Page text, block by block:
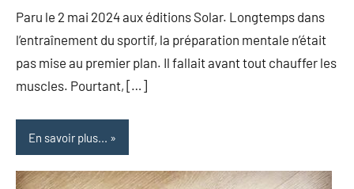
Paru le 2 mai 2024 aux éditions Solar. Longtemps dans
l’entraînement du sportif, la préparation mentale n’était
pas mise au premier plan. Il fallait avant tout chauffer les
muscles. Pourtant, […]
En savoir plus...